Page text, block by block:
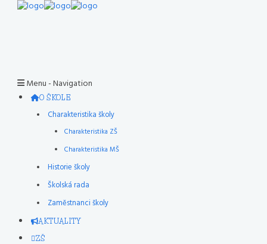
Menu -Navigation
O ŠKOLE
Charakteristika školy
Charakteristika ZŠ
Charakteristika MŠ
Historie školy
Školská rada
Zaměstnanci školy
AKTUALITY
ZŠ